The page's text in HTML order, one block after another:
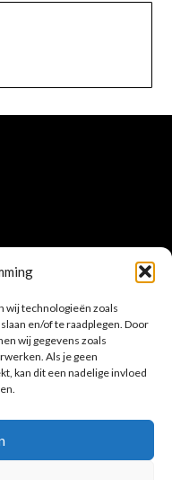
wij technologieën zoals
en/of te raadplegen. Door
wij gegevens zoals
Als je geen
kan dit een nadelige invloed